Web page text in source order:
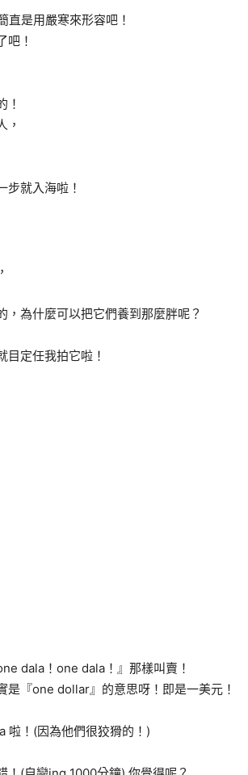
直是用嚴寒來形容吧！
吧！
！
，
步就入海啦！
為什麼可以把它們養到那麼胖呢？
定任我拍它啦！
dala！one dala！』那樣叫賣！
『one dollar』的意思呀！即是一美元！
啦！(因為他們很狡猾的！)